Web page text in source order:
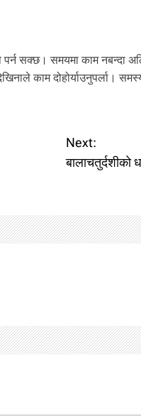
पर्न सक्छ। समयमा काम नबन्दा
काम दोहोर्याउनुपर्ला।
Next:
बालाचतुर्दशीको